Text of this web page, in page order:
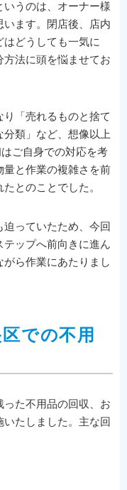
うのは、オーナー様
ます。閉店後、店内
はどうしても一気に
方法に頭を悩ませてお
「売れるものと捨て
分類」など、想像以上
ご自身での対応を考
量と作業の複雑さを前
とのことでした。
っていたため、今回
ップへ前向きに進ん
ら作業にあたりまし
での不用
た不用品の回収、お
たしました。主な回